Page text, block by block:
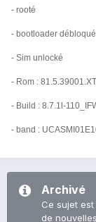
- rooté
- bootloader débloqué
- Sim unlocké
- Rom :
- Build : 8.7.1l-
- band :
Archivé
Ce sujet
de